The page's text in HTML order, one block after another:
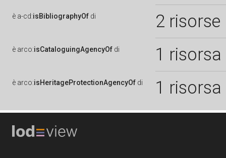
è a-cd:isBibliographyOf di 2 risorse
è arco:isCataloguingAgencyOf di 1 risorsa
è arco:isHeritageProtectionAgencyOf di 1 risorsa